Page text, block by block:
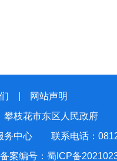
网站声明
枝花市东区人民政府
务中心 联系电话：
备案编号：蜀ICP备